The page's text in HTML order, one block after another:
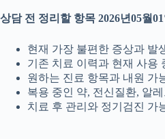
상담 전 정리할 항목 2026년05월
현재 가장 불편한 증상과 발
기존 치료 이력과 현재 사용
원하는 진료 항목과 내원 가
복용 중인 약, 전신질환, 알
치료 후 관리와 정기검진 가